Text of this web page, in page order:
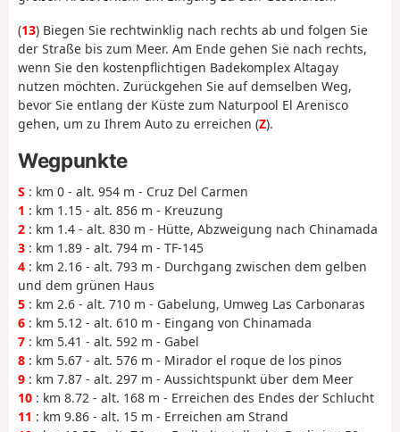
(13) Biegen Sie rechtwinklig nach rechts ab und folgen Sie
der Straße bis zum Meer. Am Ende gehen Sie nach rechts,
wenn Sie den kostenpflichtigen Badekomplex Altagay
nutzen möchten. Zurückgehen Sie auf demselben Weg,
bevor Sie entlang der Küste zum Naturpool El Arenisco
gehen, um zu Ihrem Auto zu erreichen (Z).
Wegpunkte
S : km 0 - alt. 954 m - Cruz Del Carmen
1 : km 1.15 - alt. 856 m - Kreuzung
2 : km 1.4 - alt. 830 m - Hütte, Abzweigung nach Chinamada
3 : km 1.89 - alt. 794 m - TF-145
4 : km 2.16 - alt. 793 m - Durchgang zwischen dem gelben
und dem grünen Haus
5 : km 2.6 - alt. 710 m - Gabelung, Umweg Las Carbonaras
6 : km 5.12 - alt. 610 m - Eingang von Chinamada
7 : km 5.41 - alt. 592 m - Gabel
8 : km 5.67 - alt. 576 m - Mirador el roque de los pinos
9 : km 7.87 - alt. 297 m - Aussichtspunkt über dem Meer
10 : km 8.72 - alt. 168 m - Erreichen des Endes der Schlucht
11 : km 9.86 - alt. 15 m - Erreichen am Strand